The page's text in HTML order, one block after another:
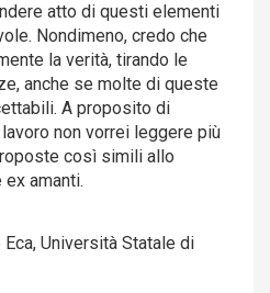
atto di questi elementi
Nondimeno, credo che
la verità, tirando le
anche se molte di queste
A proposito di
non vorrei leggere più
così simili allo
amanti.
Università Statale di